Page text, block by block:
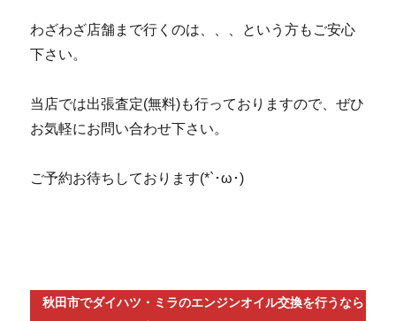
わざわざ店舗まで行くのは、、、という方もご安心
下さい。
当店では出張査定(無料)も行っておりますので、ぜひ
お気軽にお問い合わせ下さい。
ご予約お待ちしております(*`･ω･)ゞ
秋田市でダイハツ・ミラのエンジンオイル交換を行うなら